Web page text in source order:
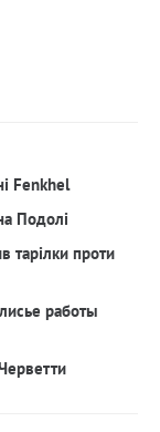
Fenkhel
Подолі
тарілки проти
работы